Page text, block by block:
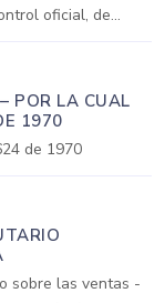
oficial, de...
POR LA CUAL
1970
de 1970
sobre las ventas -